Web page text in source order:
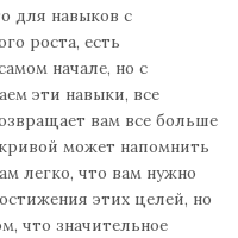
для навыков с
роста, есть
начале, но с
эти навыки, все
вам все больше
может напомнить
легко, что вам нужно
этих целей, но
что значительное